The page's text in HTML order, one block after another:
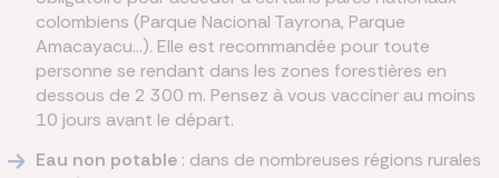
colombiens (Parque Nacional Tayrona, Parque
Amacayacu…). Elle est recommandée pour toute
personne se rendant dans les zones forestières en
dessous de 2 300 m. Pensez à vous vacciner au moins
10 jours avant le départ.
Eau non potable: dans de nombreuses régions rurales